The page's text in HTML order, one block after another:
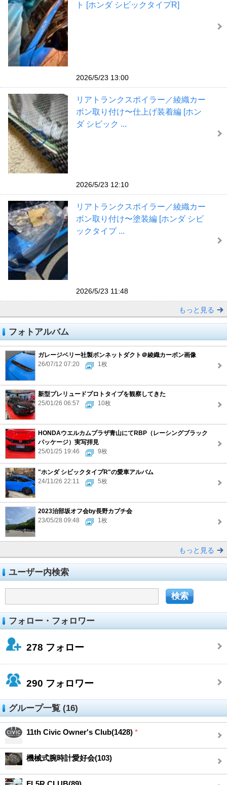
ト [ホンダ シビックタイプR]
2026/5/23 13:00
リアトランクスポイラー／綾織カー
ボン取り付け〜仕上げ装着編 [ホン
ダ シビック ...
2026/5/23 12:10
リアトランクスポイラー／綾織カー
ボン取り付け〜塗装編 [ホンダ シビ
ックタイプ ...
2026/5/23 11:48
もっと見る
フォトアルバム
ガレージベリー社製ボンネットダクト＠綾織カーボン画像
26/07/12 07:20
1枚
新型プレリュードプロトタイプを観察してきた
25/01/26 06:57
10枚
HONDAウエルカムプラザ青山にてRBP（レーシングブラック
パッケージ）実写拝見
25/01/25 19:46
9枚
"ホンダ シビックタイプR"の愛車アルバム
24/11/26 22:11
5枚
2023治部坂オフ会by長野カプチ会
23/05/28 09:48
1枚
もっと見る
ユーザー内検索
フォロー・フォロワー
278 フォロー
290 フォロワー
グループ一覧 (16)
11th Civic Owner's Club(1428) *
機械式腕時計愛好会(103)